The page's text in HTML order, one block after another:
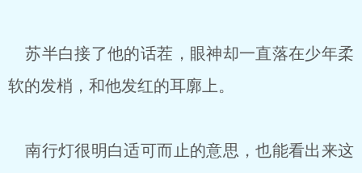
苏半白接了他的话茬，眼神却一直落在少年柔
软的发梢，和他发红的耳廓上。
南行灯很明白适可而止的意思，也能看出来这